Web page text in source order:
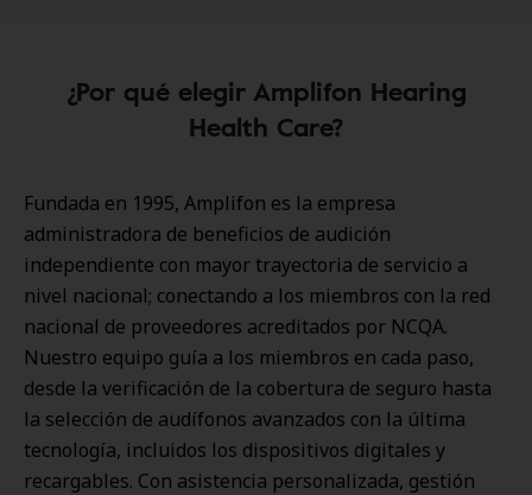
¿Por qué elegir Amplifon Hearing
Health Care?
Fundada en 1995, Amplifon es la empresa
administradora de beneficios de audición
independiente con mayor trayectoria de servicio a
nivel nacional; conectando a los miembros con la red
nacional de proveedores acreditados por NCQA.
Nuestro equipo guía a los miembros en cada paso,
desde la verificación de la cobertura de seguro hasta
la selección de audífonos avanzados con la última
tecnología, incluidos los dispositivos digitales y
recargables. Con asistencia personalizada, gestión